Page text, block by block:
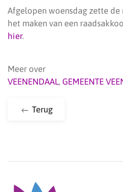
Afgelopen woensdag zette
het maken van een
hier.
Meer over
VEENENDAAL, GEMEENTE
Terug